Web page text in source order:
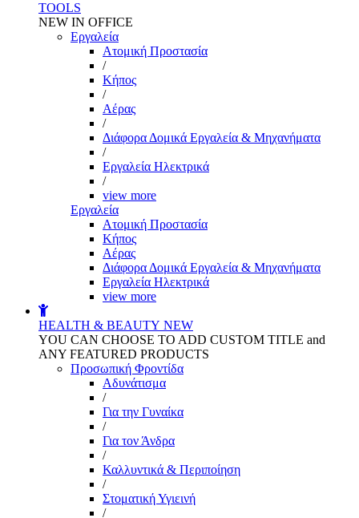
TOOLS
NEW IN OFFICE
Εργαλεία
Aτομική Προστασία
/
Kήπος
/
Αέρας
/
Διάφορα Δομικά Εργαλεία & Μηχανήματα
/
Εργαλεία Ηλεκτρικά
/
view more
Εργαλεία
Aτομική Προστασία
Kήπος
Αέρας
Διάφορα Δομικά Εργαλεία & Μηχανήματα
Εργαλεία Ηλεκτρικά
view more
HEALTH & BEAUTY NEW
YOU CAN CHOOSE TO ADD CUSTOM TITLE and
ANY FEATURED PRODUCTS
Προσωπική Φροντίδα
Αδυνάτισμα
/
Για την Γυναίκα
/
Για τον Άνδρα
/
Καλλυντικά & Περιποίηση
/
Στοματική Υγιεινή
/